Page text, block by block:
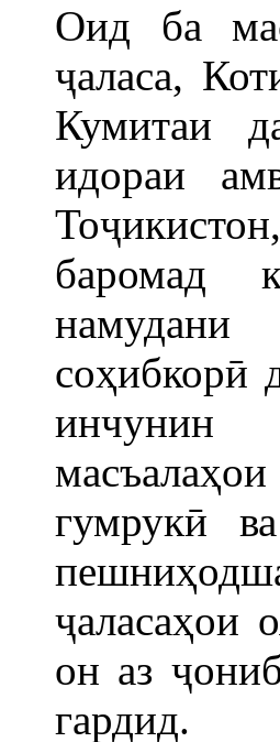
Оид ба
ҷаласа,
Кумитаи
идораи
баромад
намудани
соҳибкорӣ
инчунин
гумрукӣ
ҷаласаҳои
он аз
гардид.